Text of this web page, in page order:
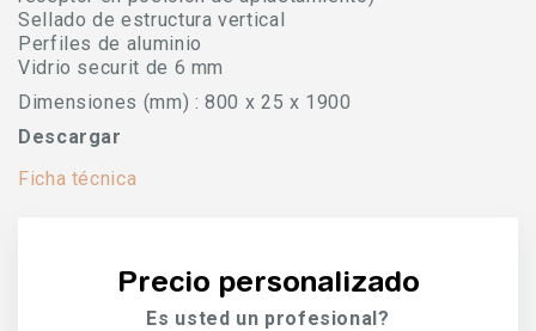
Sellado de estructura vertical
Perfiles de aluminio
Vidrio securit de 6 mm
Dimensiones (mm) : 800 x 25 x 1900
Descargar
Ficha técnica
Precio personalizado
Es usted un profesional?